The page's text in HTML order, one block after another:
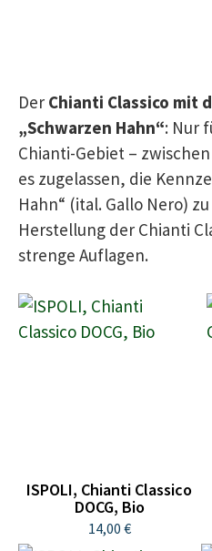
Der Chianti Classico mit
„Schwarzen Hahn“: Nur
Chianti-Gebiet –
es zugelassen, die
Hahn“ (ital. Gallo Nero)
Herstellung der Chianti
strenge Auflagen.
ISPOLI, Chianti Classico
DOCG, Bio
14,00 €